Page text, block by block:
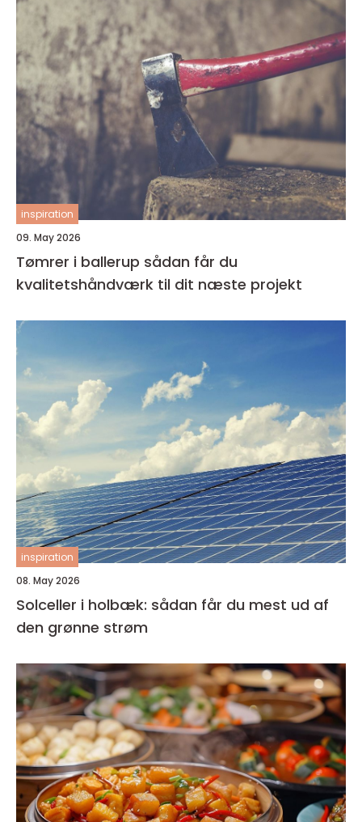
inspiration
09. May 2026
Tømrer i ballerup sådan får du
kvalitetshåndværk til dit næste projekt
inspiration
08. May 2026
Solceller i holbæk: sådan får du mest ud af
den grønne strøm